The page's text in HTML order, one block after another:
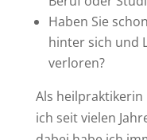
Haben Sie
hinter sich und
verloren?
Als
ich seit vielen